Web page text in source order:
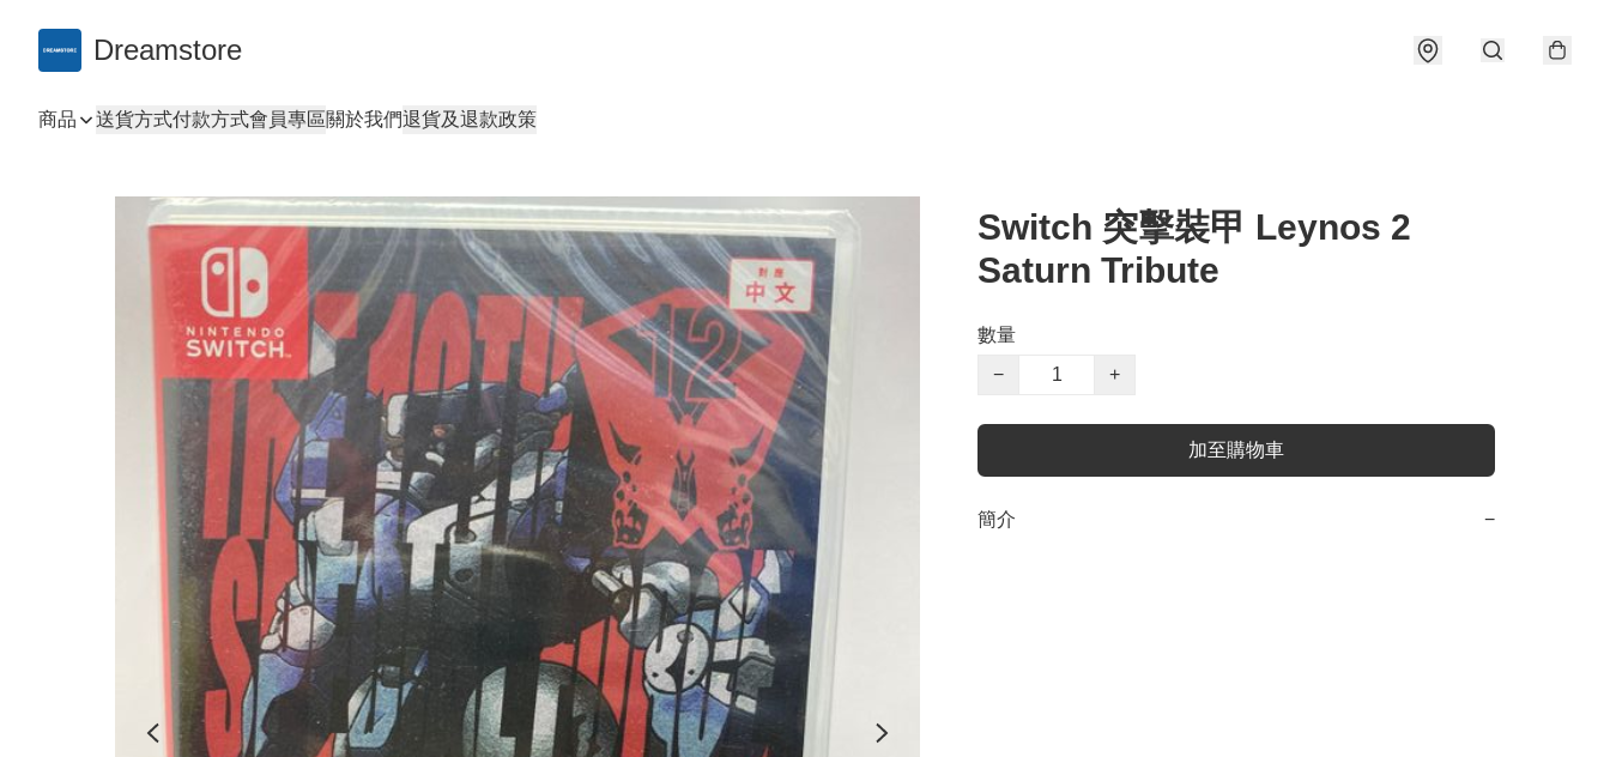
Dreamstore
商品 送貨方式付款方式會員專區關於我們退貨及退款政策
Switch 突擊裝甲 Leynos 2
Saturn Tribute
數量
−
+
加至購物車
簡介 −